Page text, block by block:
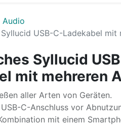
Audio
USB-C-Ladekabel mit
Syllucid
mit mehreren
aller Arten von Geräten.
C-Anschluss vor
mit einem